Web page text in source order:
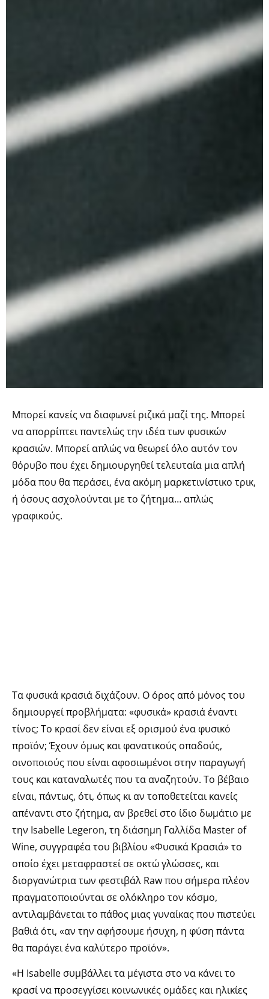
Mπορεί κανείς να διαφωνεί ριζικά μαζί της. Μπορεί
να απορρίπτει παντελώς την ιδέα των φυσικών
κρασιών. Μπορεί απλώς να θεωρεί όλο αυτόν τον
θόρυβο που έχει δημιουργηθεί τελευταία μια απλή
μόδα που θα περάσει, ένα ακόμη μαρκετινίστικο τρικ,
ή όσους ασχολούνται με το ζήτημα… απλώς
γραφικούς.
Τα φυσικά κρασιά διχάζουν. Ο όρος από μόνος του
δημιουργεί προβλήματα: «φυσικά» κρασιά έναντι
τίνος; Το κρασί δεν είναι εξ ορισμού ένα φυσικό
προϊόν; Έχουν όμως και φανατικούς οπαδούς,
οινοποιούς που είναι αφοσιωμένοι στην παραγωγή
τους και καταναλωτές που τα αναζητούν. To βέβαιο
είναι, πάντως, ότι, όπως κι αν τοποθετείται κανείς
απέναντι στο ζήτημα, αν βρεθεί στο ίδιο δωμάτιο με
την Isabelle Legeron, τη διάσημη Γαλλίδα Master of
Wine, συγγραφέα του βιβλίου «Φυσικά Κρασιά» το
οποίο έχει μεταφραστεί σε οκτώ γλώσσες, και
διοργανώτρια των φεστιβάλ Raw που σήμερα πλέον
πραγματοποιούνται σε ολόκληρο τον κόσμο,
αντιλαμβάνεται το πάθος μιας γυναίκας που πιστεύει
βαθιά ότι, «αν την αφήσουμε ήσυχη, η φύση πάντα
θα παράγει ένα καλύτερο προϊόν».
«Η Ιsabelle συμβάλλει τα μέγιστα στο να κάνει το
κρασί να προσεγγίσει κοινωνικές ομάδες και ηλικίες